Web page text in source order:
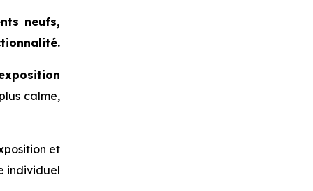
neufs,
calme,
et
individuel